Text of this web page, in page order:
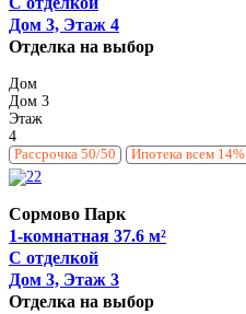
Дом 3, Этаж 4
Отделка на выбор
Дом
Дом 3
Этаж
4
Рассрочка 50/50 Ипотека всем 14%
Сормово Парк
1-комнатная 37.6 м²
С отделкой
Дом 3, Этаж 3
Отделка на выбор